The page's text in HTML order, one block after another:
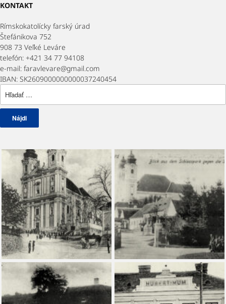
KONTAKT
Rímskokatolícky farský úrad
Štefánikova 752
908 73 Veľké Leváre
telefón: +421 34 77 94108
e-mail: faravlevare@gmail.com
IBAN: SK2609000000000037240454